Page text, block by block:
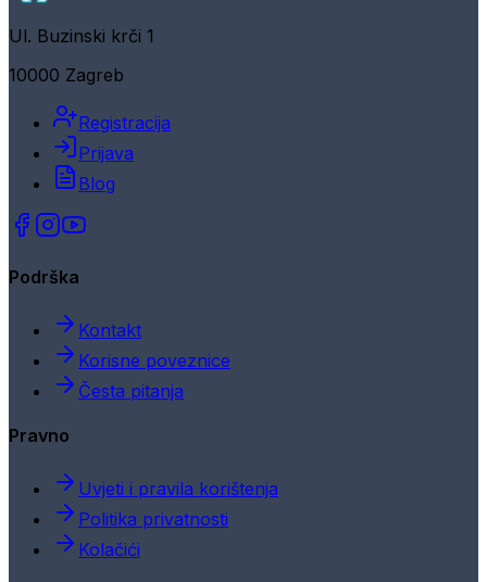
Ul. Buzinski krči 1
10000 Zagreb
Registracija
Prijava
Blog
Podrška
Kontakt
Korisne poveznice
Česta pitanja
Pravno
Uvjeti i pravila korištenja
Politika privatnosti
Kolačići